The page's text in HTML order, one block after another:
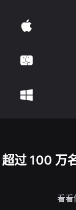
超过 100 万
看看